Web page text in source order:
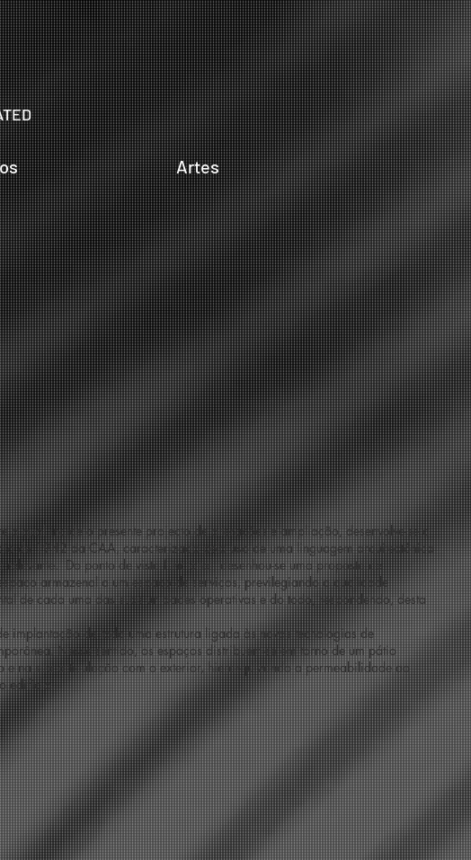
Artes
a qual incide o presente projecto de alterações e ampliação, desenvolve-se a
de 1942 da CAA, caracterizado pelo uso de uma linguagem arquitectónica
relevante. Do ponto de vista funcional, desenhou-se uma proposta de
armazenal a um espaço de serviços, previlegiando a qualidade
de cada uma das suas unidades operativas e do todo, respondendo, desta
implantação de toda uma estrutura ligada às novas tecnologias de
Nesse sentido, os espaços distribuem-se em torno de um pátio
e na sua articulação com o exterior, hierarquizando a permeabilidade ao
edifício.